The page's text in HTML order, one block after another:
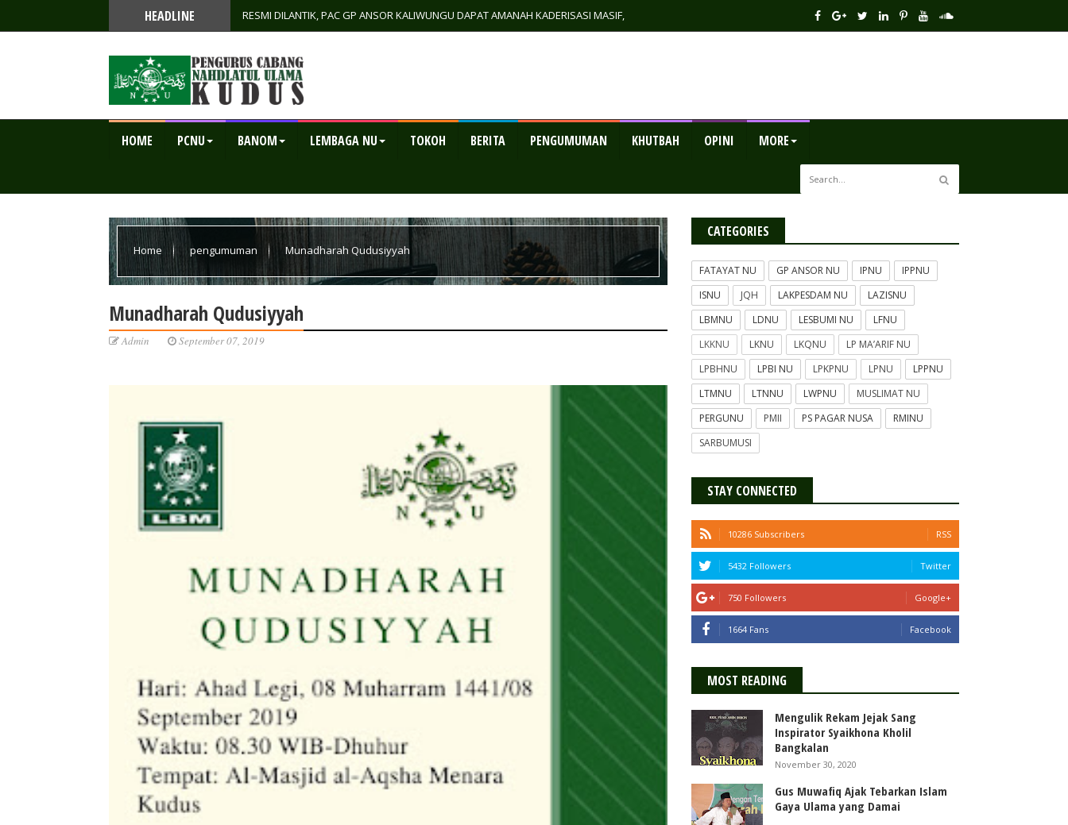
HEADLINE RESMI DILANTIK, PAC GP ANSOR KALIWUNGU DAPAT AMANAH KADERISASI MASIF,
HOME PCNU BANOM LEMBAGA NU TOKOH BERITA PENGUMUMAN KHUTBAH OPINI MORE
Home pengumuman Munadharah Qudusiyyah
Munadharah Qudusiyyah
Admin September 07, 2019
CATEGORIES
FATAYAT NU GP ANSOR NU IPNU
IPPNU
ISNU
JQH LAKPESDAM NU
LAZISNU
LBMNU
LDNU LESBUMI NU
LFNU
LKKNU
LKNU LKQNU
LP MA’ARIF NU
LPBHNU
LPBI NU LPKPNU LPNU
LPPNU
LTMNU
LTNNU LWPNU
MUSLIMAT NU
PERGUNU
PMII PS PAGAR NUSA
RMINU
SARBUMUSI
STAY CONNECTED
10286 Subscribers RSS
5432 Followers Twitter
750 Followers Google+
1664 Fans Facebook
MOST READING
Mengulik Rekam Jejak Sang
Inspirator Syaikhona Kholil
Bangkalan
November 30, 2020
Gus Muwafiq Ajak Tebarkan Islam
Gaya Ulama yang Damai